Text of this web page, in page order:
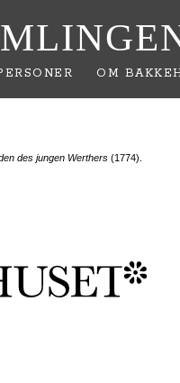
OM
des jungen Werthers (1774).